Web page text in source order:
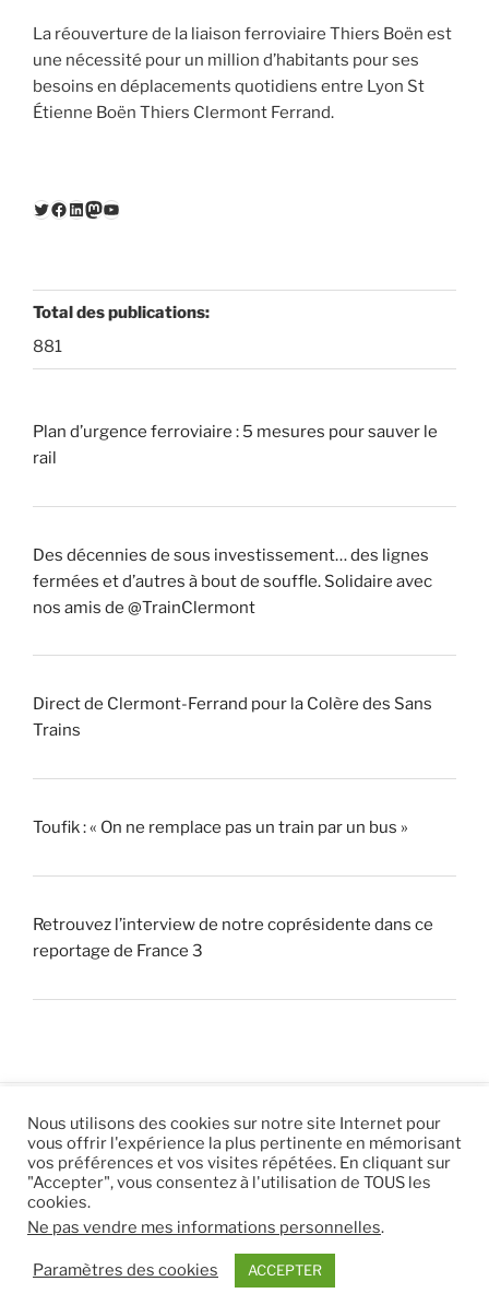
La réouverture de la liaison ferroviaire Thiers Boën est
une nécessité pour un million d’habitants pour ses
besoins en déplacements quotidiens entre Lyon St
Étienne Boën Thiers Clermont Ferrand.
Twitter
Facebook
LinkedIn
Mastodon
YouTube
Total des publications:
881
Plan d’urgence ferroviaire : 5 mesures pour sauver le
rail
Des décennies de sous investissement… des lignes
fermées et d’autres à bout de souffle. Solidaire avec
nos amis de @TrainClermont
Direct de Clermont-Ferrand pour la Colère des Sans
Trains
Toufik : « On ne remplace pas un train par un bus »
Retrouvez l’interview de notre coprésidente dans ce
reportage de France 3
© 2026 |Mentions légales|Hébergement Eur’Net.|
RSS|sitemap
Nous utilisons des cookies sur notre site Internet pour
vous offrir l'expérience la plus pertinente en mémorisant
vos préférences et vos visites répétées. En cliquant sur
"Accepter", vous consentez à l'utilisation de TOUS les
cookies.
Ne pas vendre mes informations personnelles.
Paramètres des cookies ACCEPTER